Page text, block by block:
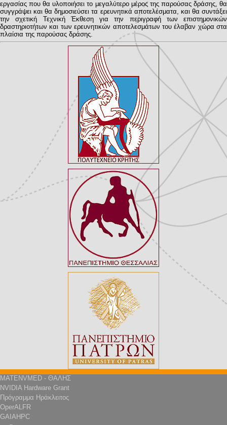
εργασίας που θα υλοποιήσει το μεγαλύτερο μέρος της παρούσας δράσης, θα
συγγράψει και θα δημοσιεύσει τα ερευνητικά αποτελέσματα, και θα συντάξει
την σχετική Τεχνική Έκθεση για την περιγραφή των επιστημονικών
δραστηριοτήτων και των ερευνητικών αποτελεσμάτων του έλαβαν χώρα στα
πλαίσια της παρούσας δράσης.
MATENVMED - ΘΑΛΗΣ
NVIDIA Hardware Grant
Πρόγραμμα Ηράκλειτος
OperALFR
GAIAHPC